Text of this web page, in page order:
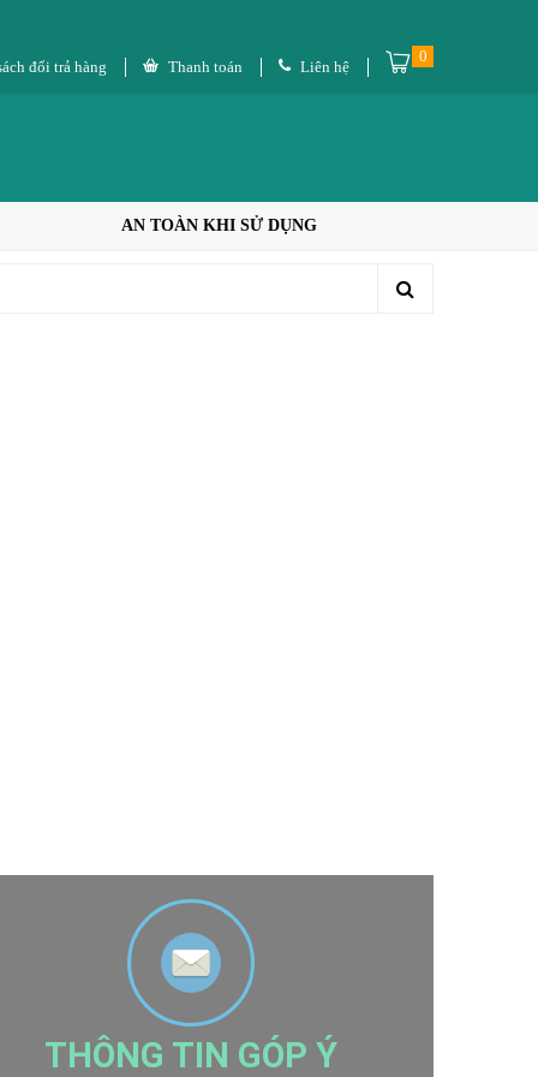
đổi trả hàng Thanh toán Liên hệ
0
AN TOÀN KHI SỬ DỤNG
THÔNG TIN GÓP Ý